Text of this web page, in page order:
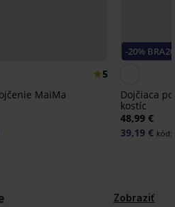
5
MaiMa
-20% BRA20
Dojčiaca
kostíc
48,99 €
39,19 € kód:
Zobraziť